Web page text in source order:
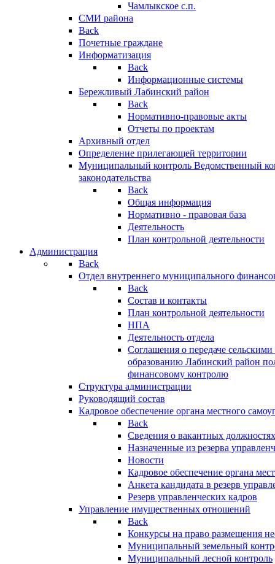
Чамлыкское с.п.
СМИ района
Back
Почетные граждане
Информатизация
Back
Информационные системы
Бережливый Лабинский район
Back
Нормативно-правовые акты
Отчеты по проектам
Архивный отдел
Определение прилегающей территории
Муниципальный контроль Ведомственный
законодательства
Back
Общая информация
Нормативно - правовая база
Деятельность
План контрольной деятельности
Администрация
Back
Отдел внутреннего муниципального
Back
Состав и контакты
План контрольной деятельности
НПА
Деятельность отдела
Соглашения о передаче
образованию Лабинский район
финансовому контролю
Структура администрации
Руководящий состав
Кадровое обеспечение органа местного
Back
Сведения о вакантных
Назначенные из резерва
Новости
Кадровое обеспечение органа
Анкета кандидата в резерв
Резерв управленческих кадров
Управление имущественных отношений
Back
Конкурсы на право размещения
Муниципальный земельный
Муниципальный лесной контроль